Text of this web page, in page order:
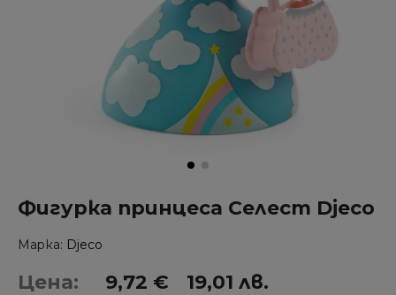
Фигурка принцеса Селест Djeco
Марка Djeco
Цена: 9,72 € 19,01 лв.